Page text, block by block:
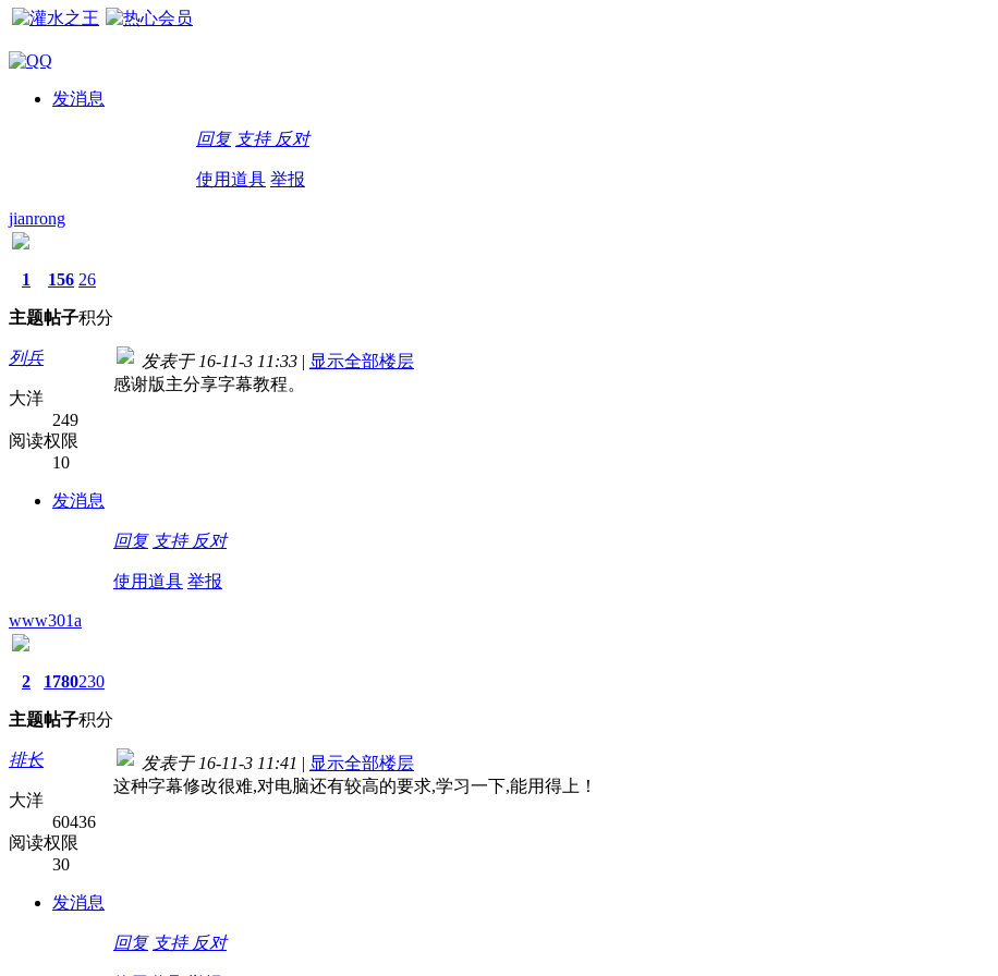
发消息
回复 支持 反对
使用道具 举报
jianrong
1
主题
156
帖子
26
积分
列兵
大洋
249
阅读权限
10
发消息
发表于 16-11-3 11:33 | 显示全部楼层
感谢版主分享字幕教程。
回复 支持 反对
使用道具 举报
www301a
2
主题
1780
帖子
230
积分
排长
大洋
60436
阅读权限
30
发消息
发表于 16-11-3 11:41 | 显示全部楼层
这种字幕修改很难,对电脑还有较高的要求,学习一下,能用得上！
回复 支持 反对